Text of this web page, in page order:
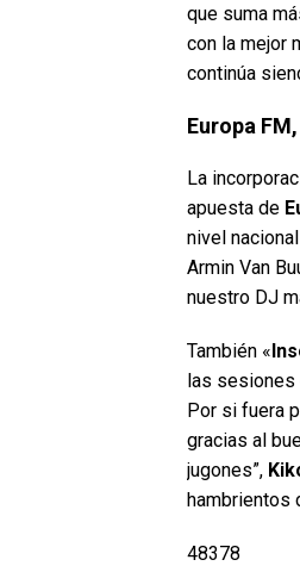
que suma
con la mejor
continúa
Europa
La
apuesta de
nivel
Armin Van
nuestro DJ
También «
las sesiones
Por si fuera
gracias al
jugones”,
hambrientos
48378